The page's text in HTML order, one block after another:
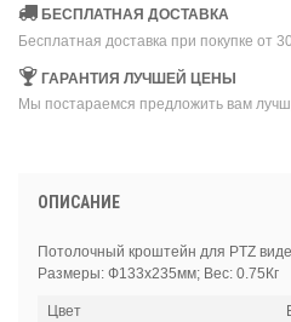
БЕСПЛАТНАЯ ДОСТАВКА
Бесплатная доставка при покупке от
ГАРАНТИЯ ЛУЧШЕЙ ЦЕНЫ
Мы постараемся предложить вам
ОПИСАНИЕ
Потолочный кроштейн для PTZ
Размеры: Ф133x235мм; Вес: 0.75Кг
Цвет